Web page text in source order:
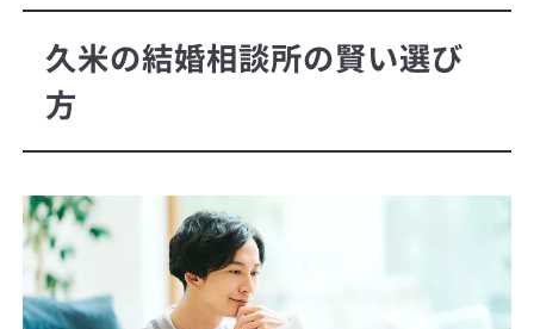
久米の結婚相談所の賢い選び
方